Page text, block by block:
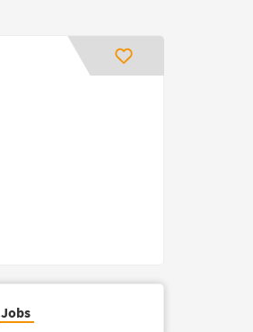
Jobs